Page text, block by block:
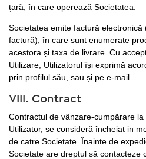
țară, în care operează Societatea.
Societatea emite factură
factură), în care sunt enumerate
acestora și taxa de livrare. Cu
Utilizare, Utilizatorul își exprimă
prin profilul său, sau și pe e-mail.
VIII. Contract
Contractul de vânzare-cumpărare
Utilizator, se consideră încheiat in
de catre Societate. Înainte de
Societate are dreptul să contacteze